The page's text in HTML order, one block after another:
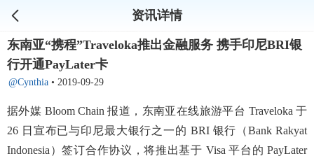
资讯详情
东南亚“携程”Traveloka推出金融服务 携手印尼BRI银
行开通PayLater卡
@Cynthia • 2019-09-29
据外媒 Bloom Chain 报道，东南亚在线旅游平台 Traveloka 于
26 日宣布已与印尼最大银行之一的 BRI 银行（Bank Rakyat
Indonesia）签订合作协议，将推出基于 Visa 平台的 PayLater